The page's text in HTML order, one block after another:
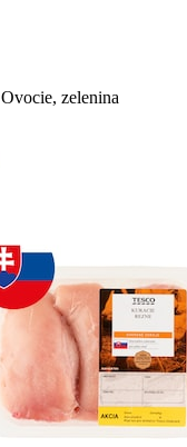
Ovocie, zelenina